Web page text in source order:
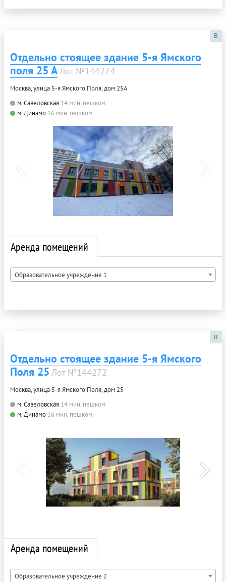
B
Отдельно стоящее здание 5-я Ямского
поля 25 АЛот №144274
Москва, улица 5-я Ямского Поля, дом 25А
м. Савеловская 14 мин. пешком
м. Динамо 16 мин. пешком
Аренда помещений
Образовательное учреждение 1
B
Отдельно стоящее здание 5-я Ямского
Поля 25 Лот №144272
Москва, улица 5-я Ямского Поля, дом 25
м. Савеловская 14 мин. пешком
м. Динамо 16 мин. пешком
Аренда помещений
Образовательное учреждение 2